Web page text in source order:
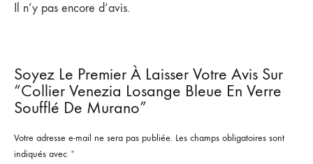
Il n’y pas encore d’avis.
Soyez Le Premier À Laisser Votre Avis Sur
“Collier Venezia Losange Bleue En Verre
Soufflé De Murano”
Votre adresse e-mail ne sera pas publiée. Les champs obligatoires sont
indiqués avec *